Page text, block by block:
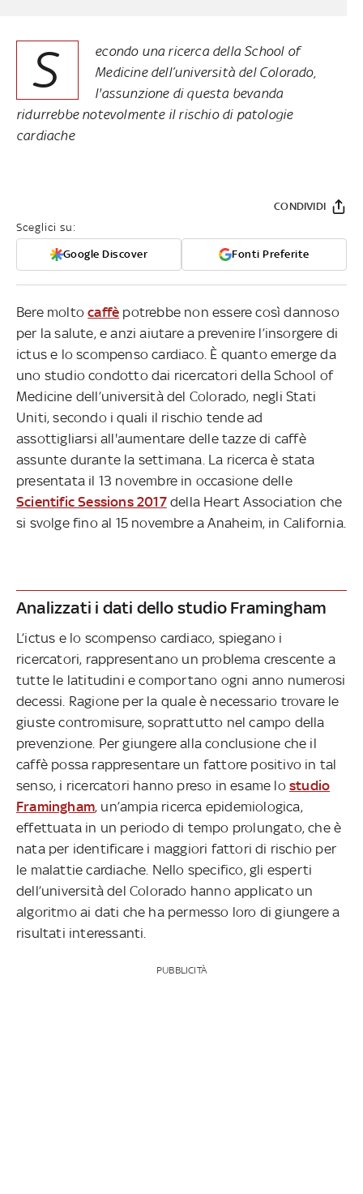
S
econdo una ricerca della School of
Medicine dell’università del Colorado,
l'assunzione di questa bevanda
ridurrebbe notevolmente il rischio di patologie
cardiache
Sceglici su:
Google Discover Fonti Preferite
CONDIVIDI
Bere moltocaffè potrebbe non essere così dannoso
per la salute, e anzi aiutare a prevenire l’insorgere di
ictus e lo scompenso cardiaco. È quanto emerge da
uno studio condotto dai ricercatori della School of
Medicine dell’università del Colorado, negli Stati
Uniti, secondo i quali il rischio tende ad
assottigliarsi all'aumentare delle tazze di caffè
assunte durante la settimana. La ricerca è stata
presentata il 13 novembre in occasione delle
Scientific Sessions 2017della Heart Association che
si svolge fino al 15 novembre a Anaheim, in California.
Analizzati i dati dello studio Framingham
L’ictus e lo scompenso cardiaco, spiegano i
ricercatori, rappresentano un problema crescente a
tutte le latitudini e comportano ogni anno numerosi
decessi. Ragione per la quale è necessario trovare le
giuste contromisure, soprattutto nel campo della
prevenzione. Per giungere alla conclusione che il
caffè possa rappresentare un fattore positivo in tal
senso, i ricercatori hanno preso in esame lostudio
Framingham, un’ampia ricerca epidemiologica,
effettuata in un periodo di tempo prolungato, che è
nata per identificare i maggiori fattori di rischio per
le malattie cardiache. Nello specifico, gli esperti
dell’università del Colorado hanno applicato un
algoritmo ai dati che ha permesso loro di giungere a
risultati interessanti.
PUBBLICITÀ